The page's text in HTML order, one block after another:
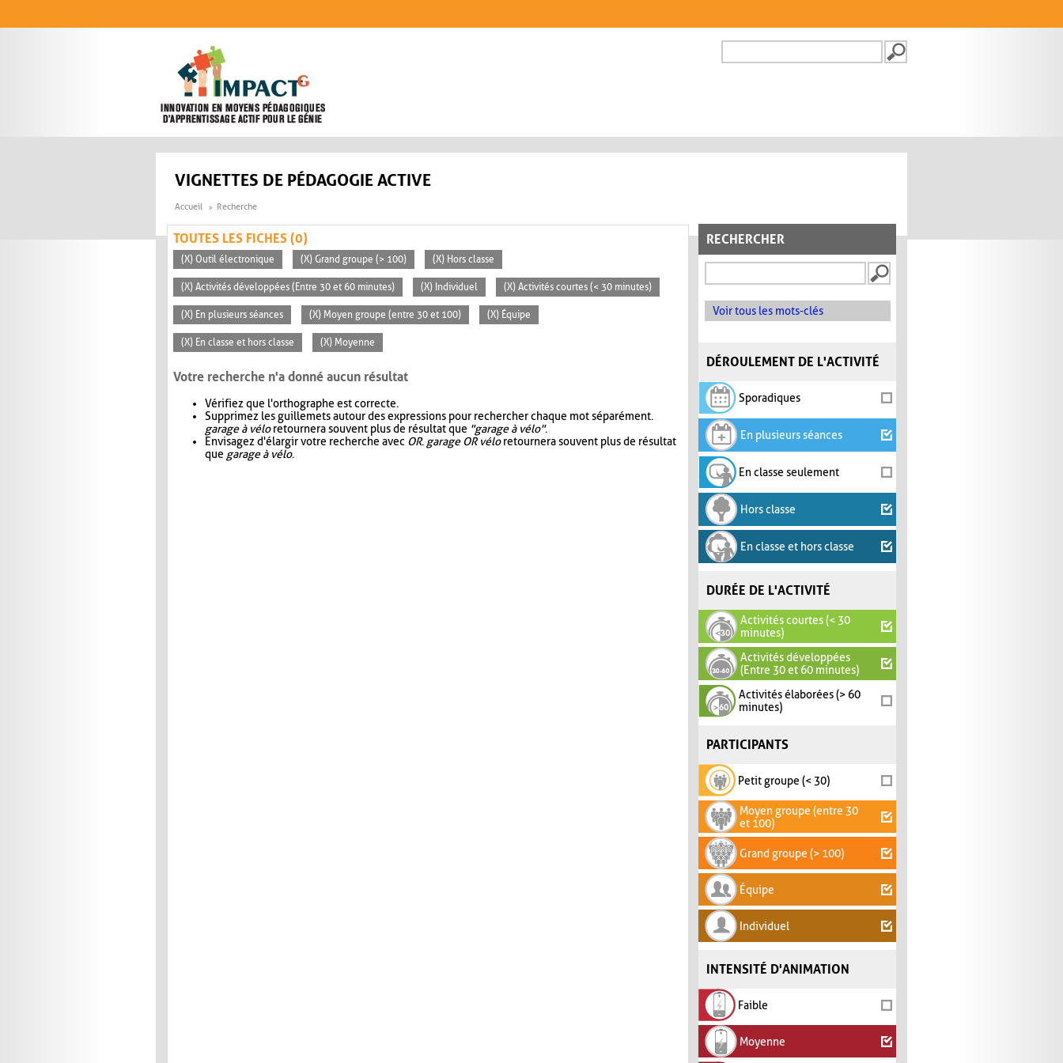
FORMULAIRE DE
VIGNETTES DE PÉDAGOGIE ACTIVE
Accueil Recherche
RECHERCHER
Voir tous les mots-clés
DÉROULEMENT DE L'ACTIVITÉ
Sporadiques
En plusieurs séances
En classe seulement
Hors classe
En classe et hors classe
DURÉE DE L'ACTIVITÉ
Activités courtes (< 30
minutes)
Activités développées
(Entre 30 et 60 minutes)
Activités élaborées (> 60
minutes)
PARTICIPANTS
Petit groupe (< 30)
Moyen groupe (entre 30
et 100)
Grand groupe (> 100)
Équipe
Individuel
INTENSITÉ D'ANIMATION
Faible
Moyenne
TOUTES LES FICHES (0)
(X) Outil électronique (X) Grand groupe (> 100) (X) Hors classe
(X) Activités développées (Entre 30 et 60 minutes) (X) Individuel (X) Activités courtes (< 30 minutes)
(X) En plusieurs séances (X) Moyen groupe (entre 30 et 100) (X) Équipe
(X) En classe et hors classe (X) Moyenne
Votre recherche n'a donné aucun résultat
Vérifiez que l'orthographe est correcte.
Supprimez les guillemets autour des expressions pour rechercher chaque mot séparément.
garage à véloretournera souvent plus de résultat que "garage à vélo".
Envisagez d'élargir votre recherche avec OR. garage OR véloretournera souvent plus de résultat
que garage à vélo.